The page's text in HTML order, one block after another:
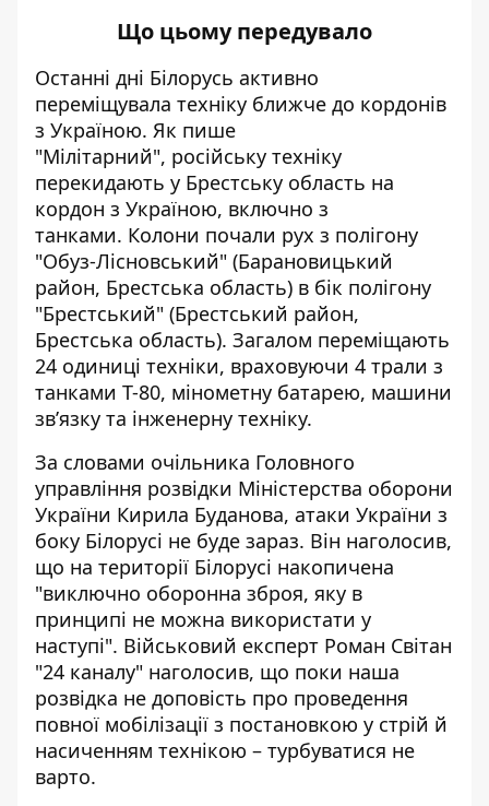
Що цьому передувало
Останні дні Білорусь активно
переміщувала техніку ближче до кордонів
з Україною. Як пише
"Мілітарний", російську техніку
перекидають у Брестську область на
кордон з Україною, включно з
танками. Колони почали рух з полігону
"Обуз-Лісновський" (Барановицький
район, Брестська область) в бік полігону
"Брестський" (Брестський район,
Брестська область). Загалом переміщають
24 одиниці техніки, враховуючи 4 трали з
танками Т-80, мінометну батарею, машини
зв’язку та інженерну техніку.
За словами очільника Головного
управління розвідки Міністерства оборони
України Кирила Буданова, атаки України з
боку Білорусі не буде зараз. Він наголосив,
що на території Білорусі накопичена
"виключно оборонна зброя, яку в
принципі не можна використати у
наступі". Військовий експерт Роман Світан
"24 каналу" наголосив, що поки наша
розвідка не доповість про проведення
повної мобілізації з постановкою у стрій й
насиченням технікою – турбуватися не
варто.